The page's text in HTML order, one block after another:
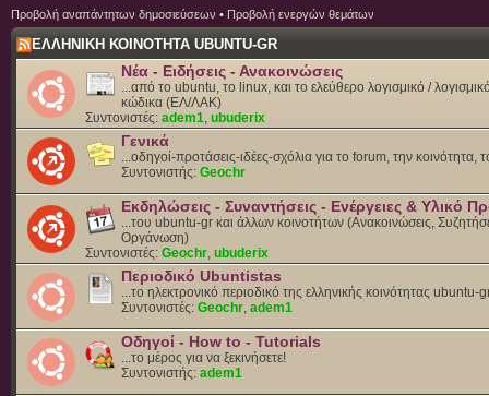
Προβολή αναπάντητων δημοσιεύσεων • Προβολή ενεργών θεμάτων
ΕΛΛΗΝΙΚΗ ΚΟΙΝΟΤΗΤΑ UBUNTU-GR
Νέα - Ειδήσεις - Ανακοινώσεις
...από το ubuntu, το linux, και το ελεύθερο λογισμικό /
κώδικα (ΕΛ/ΛΑΚ)
Συντονιστές: adem1 ubuderix
Γενικά
...οδηγοί-προτάσεις-ιδέες-σχόλια για το forum, την κοινότητα,
Συντονιστής: Geochr
Εκδηλώσεις - Συναντήσεις - Ενέργειες & Υλικό
...του ubuntu-gr και άλλων κοινοτήτων (Ανακοινώσεις,
Οργάνωση)
Συντονιστές: Geochr ubuderix
Περιοδικό Ubuntistas
...το ηλεκτρονικό περιοδικό της ελληνικής κοινότητας ubuntu-
Συντονιστές: Geochr adem1
Οδηγοί - How to - Tutorials
...το μέρος για να ξεκινήσετε!
Συντονιστής: adem1